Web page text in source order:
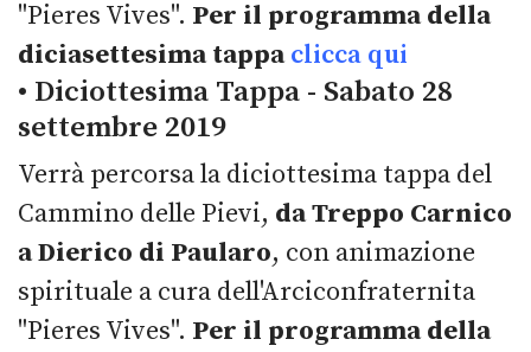
"Pieres Vives". Per il programma della
diciasettesima tappaclicca qui
• Diciottesima Tappa - Sabato 28
settembre 2019
Verrà percorsa la diciottesima tappa del
Cammino delle Pievi, da Treppo Carnico
a Dierico di Paularo, con animazione
spirituale a cura dell'Arciconfraternita
"Pieres Vives". Per il programma della